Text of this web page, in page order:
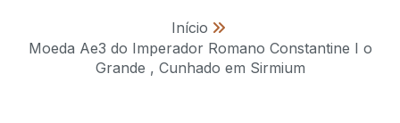
Início »
Moeda Ae3 do Imperador Romano Constantine I o
Grande , Cunhado em Sirmium